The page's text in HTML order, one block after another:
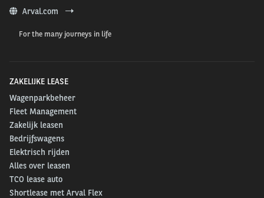
Arval.com
For the many journeys in life
ZAKELIJKE LEASE
Wagenparkbeheer
Fleet Management
Zakelijk leasen
Bedrijfswagens
Elektrisch rijden
Alles over leasen
TCO lease auto
Shortlease met Arval Flex